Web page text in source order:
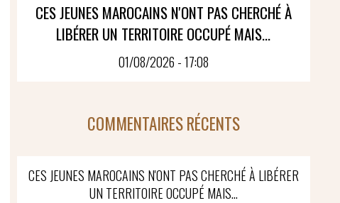
CES JEUNES MAROCAINS N'ONT PAS CHERCHÉ À
LIBÉRER UN TERRITOIRE OCCUPÉ MAIS...
01/08/2026 - 17:08
COMMENTAIRES RÉCENTS
CES JEUNES MAROCAINS N'ONT PAS CHERCHÉ À LIBÉRER
UN TERRITOIRE OCCUPÉ MAIS...